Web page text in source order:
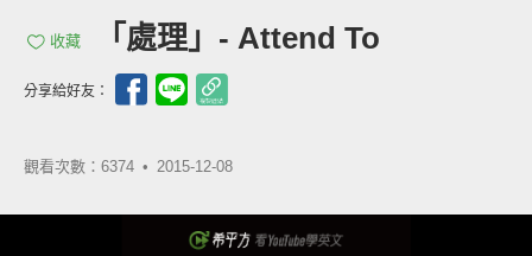
收藏 「處理」- Attend To
分享給好友：
觀看次數：6374 • 2015-12-08